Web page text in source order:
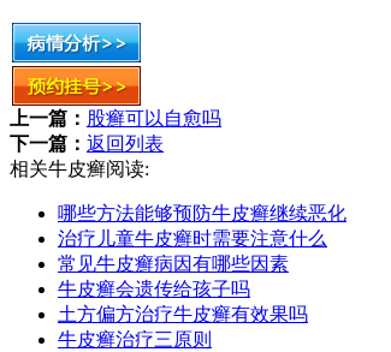
上一篇： 股癣可以自愈吗
下一篇： 返回列表
相关牛皮癣阅读:
哪些方法能够预防牛皮癣继续恶化
治疗儿童牛皮癣时需要注意什么
常见牛皮癣病因有哪些因素
牛皮癣会遗传给孩子吗
土方偏方治疗牛皮癣有效果吗
牛皮癣治疗三原则